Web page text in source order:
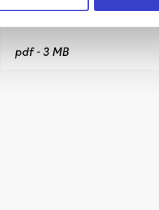
Score Dental folder
pdf - 3 MB